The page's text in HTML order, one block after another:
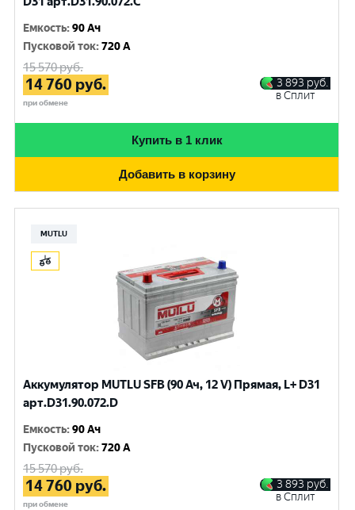
Емкость:90 Ач
Пусковой ток:720 A
15 570руб.
14 760 руб.
при обмене
3 893 руб.
в Сплит
Купить в 1 клик
Добавить в корзину
MUTLU
Аккумулятор MUTLU SFB (90 Ач, 12 V) Прямая, L+ D31
арт.D31.90.072.D
Емкость:90 Ач
Пусковой ток:720 A
15 570руб.
14 760 руб.
при обмене
3 893 руб.
в Сплит